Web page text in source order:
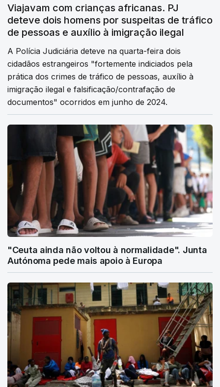
Viajavam com crianças africanas. PJ
deteve dois homens por suspeitas de tráfico
de pessoas e auxílio à imigração ilegal
A Polícia Judiciária deteve na quarta-feira dois
cidadãos estrangeiros "fortemente indiciados pela
prática dos crimes de tráfico de pessoas, auxílio à
imigração ilegal e falsificação/contrafação de
documentos" ocorridos em junho de 2024.
"Ceuta ainda não voltou à normalidade". Junta
Autónoma pede mais apoio à Europa